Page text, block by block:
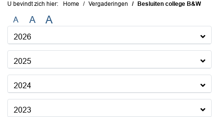
U bevindt zich hier: Home Vergaderingen Besluiten college B&W
A A A
2026
2025
2024
2023